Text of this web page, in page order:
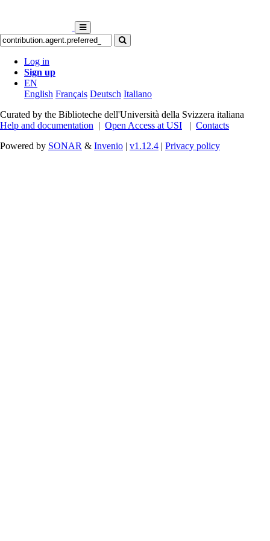
Log in
Sign up
EN
English Français Deutsch Italiano
Curated by the Biblioteche dell'Università della Svizzera italiana
Help and documentation | Open Access at USI | Contacts
Powered by SONAR & Invenio | v1.12.4 | Privacy policy